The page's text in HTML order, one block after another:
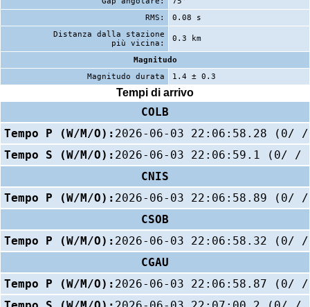
RMS:
0.08 s
Distanza dalla stazione
più vicina:
0.3 km
Magnitudo
Magnitudo durata
1.4 ± 0.3
Tempi di arrivo
COLB
Tempo P (W/M/O): 2026-06-03 22:06:58.28 (0/
Tempo S (W/M/O): 2026-06-03 22:06:59.1 (0/ /
CNIS
Tempo P (W/M/O): 2026-06-03 22:06:58.89 (0/
CSOB
Tempo P (W/M/O): 2026-06-03 22:06:58.32 (0/
CGAU
Tempo P (W/M/O): 2026-06-03 22:06:58.87 (0/